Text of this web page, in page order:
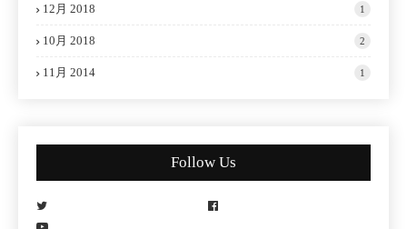
12月 2018 1
10月 2018 2
11月 2014 1
Follow Us